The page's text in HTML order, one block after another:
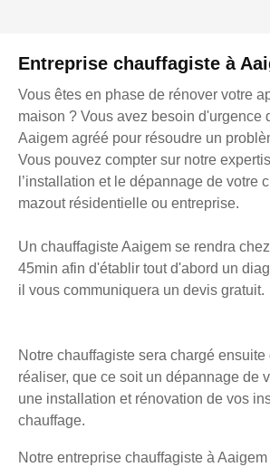
Entreprise chauffagiste à
Vous êtes en phase de rénover votre
maison ? Vous avez besoin d'urgence
Aaigem agréé pour résoudre un
Vous pouvez compter sur notre
l’installation et le dépannage de votre
mazout résidentielle ou entreprise.
Un chauffagiste Aaigem se rendra
45min afin d'établir tout d'abord un
il vous communiquera un devis gratuit.
Notre chauffagiste sera chargé ensuite
réaliser, que ce soit un dépannage de
une installation et rénovation de vos
chauffage.
Notre entreprise chauffagiste à